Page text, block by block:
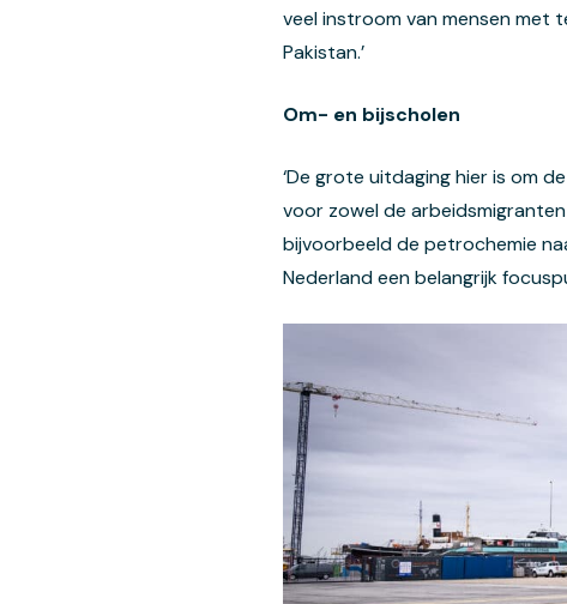
veel instroom van mensen met
Pakistan.’
Om- en bijscholen
‘De grote uitdaging hier is om
voor zowel de
bijvoorbeeld de petrochemie
Nederland een belangrijk